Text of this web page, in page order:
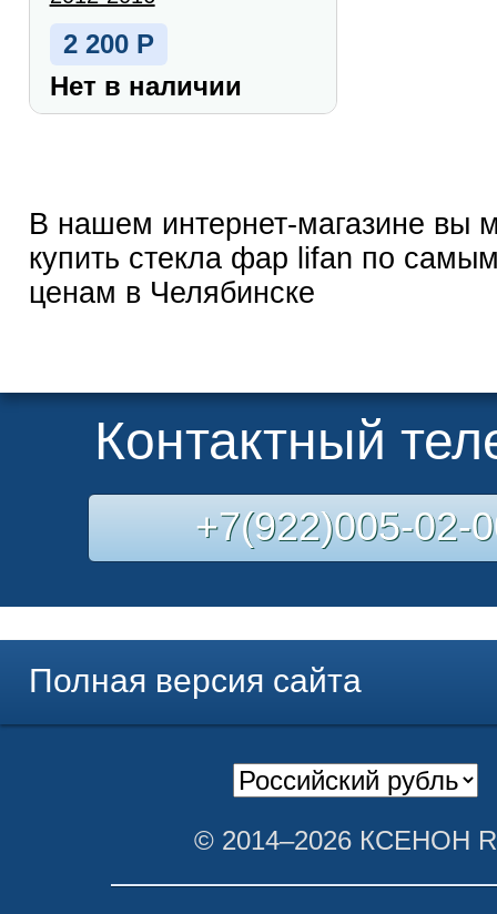
2 200 Р
Нет в наличии
В нашем интернет-магазине вы
купить стекла фар lifan по
ценам в Челябинске
Контактный
+7(922)005-02-
Полная версия сайта
© 2014–2026 КСЕНОН